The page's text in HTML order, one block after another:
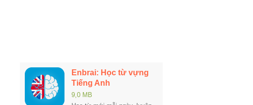
Enbrai: Học từ vựng
Tiếng Anh
9,0 MB